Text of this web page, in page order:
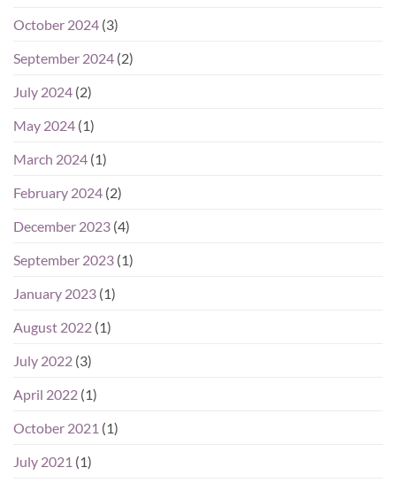
October 2024 (3)
September 2024 (2)
July 2024 (2)
May 2024 (1)
March 2024 (1)
February 2024 (2)
December 2023 (4)
September 2023 (1)
January 2023 (1)
August 2022 (1)
July 2022 (3)
April 2022 (1)
October 2021 (1)
July 2021 (1)